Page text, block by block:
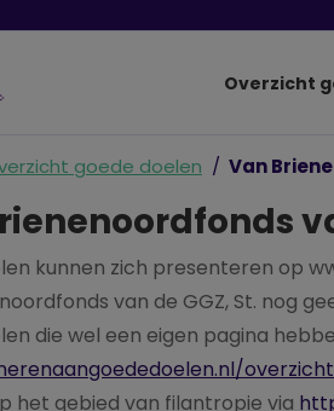
Overzicht
goede doelen Van
kunnen zich presenteren op
van de GGZ, St. nog
die wel een eigen pagina
het gebied van filantropie via